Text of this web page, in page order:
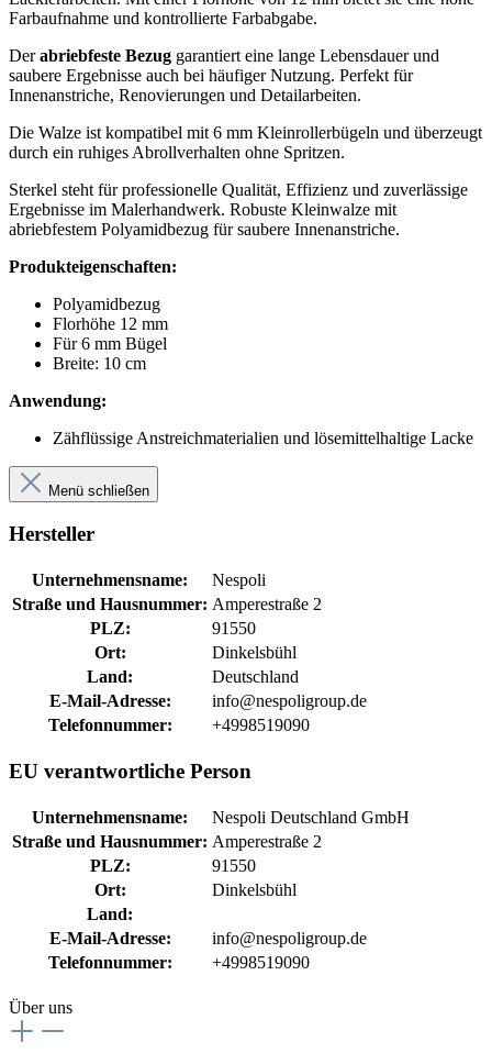
Farbaufnahme und kontrollierte Farbabgabe.
Derabriebfeste Bezug garantiert eine lange Lebensdauer und
saubere Ergebnisse auch bei häufiger Nutzung. Perfekt für
Innenanstriche, Renovierungen und Detailarbeiten.
Die Walze ist kompatibel mit 6 mm Kleinrollerbügeln und überzeugt
durch ein ruhiges Abrollverhalten ohne Spritzen.
Sterkel steht für professionelle Qualität, Effizienz und zuverlässige
Ergebnisse im Malerhandwerk. Robuste Kleinwalze mit
abriebfestem Polyamidbezug für saubere Innenanstriche.
Produkteigenschaften:
Polyamidbezug
Florhöhe 12 mm
Für 6 mm Bügel
Breite: 10 cm
Anwendung:
Zähflüssige Anstreichmaterialien und lösemittelhaltige Lacke
Menü schließen
Hersteller
Unternehmensname:
Nespoli
Straße und Hausnummer: Amperestraße 2
PLZ:
91550
Ort:
Dinkelsbühl
Land:
Deutschland
E-Mail-Adresse:
info@nespoligroup.de
Telefonnummer:
+4998519090
EU verantwortliche Person
Unternehmensname:
Nespoli Deutschland GmbH
Straße und Hausnummer: Amperestraße 2
PLZ:
91550
Ort:
Dinkelsbühl
Land:
E-Mail-Adresse:
info@nespoligroup.de
Telefonnummer:
+4998519090
Über uns